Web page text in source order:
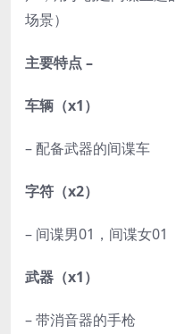
场景）
主要特点 –
车辆（x1）
– 配备武器的间谍车
字符（x2）
– 间谍男01，间谍女01
武器（x1）
– 带消音器的手枪